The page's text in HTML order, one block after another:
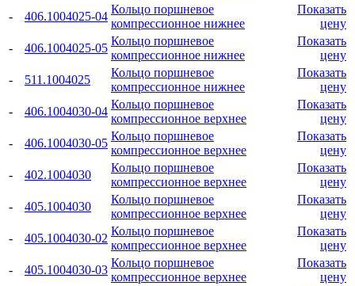
-
406.1004025-04
Кольцо поршневое
компрессионное нижнее
Показать
цену
-
406.1004025-05
Кольцо поршневое
компрессионное нижнее
Показать
цену
-
511.1004025
Кольцо поршневое
компрессионное нижнее
Показать
цену
-
406.1004030-04
Кольцо поршневое
компрессионное верхнее
Показать
цену
-
406.1004030-05
Кольцо поршневое
компрессионное верхнее
Показать
цену
-
402.1004030
Кольцо поршневое
компрессионное верхнее
Показать
цену
-
405.1004030
Кольцо поршневое
компрессионное верхнее
Показать
цену
-
405.1004030-02
Кольцо поршневое
компрессионное верхнее
Показать
цену
-
405.1004030-03
Кольцо поршневое
компрессионное верхнее
Показать
цену